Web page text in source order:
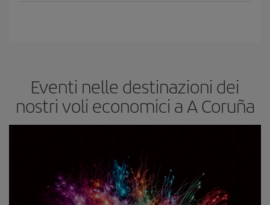
Eventi nelle destinazioni dei
nostri voli economici a A Coruña